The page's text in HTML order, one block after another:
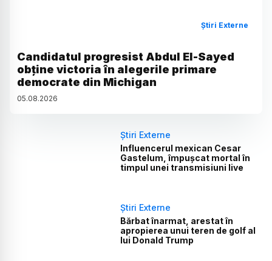
Știri Externe
Candidatul progresist Abdul El-Sayed
obține victoria în alegerile primare
democrate din Michigan
05.08.2026
Știri Externe
Influencerul mexican Cesar
Gastelum, împușcat mortal în
timpul unei transmisiuni live
Știri Externe
Bărbat înarmat, arestat în
apropierea unui teren de golf al
lui Donald Trump